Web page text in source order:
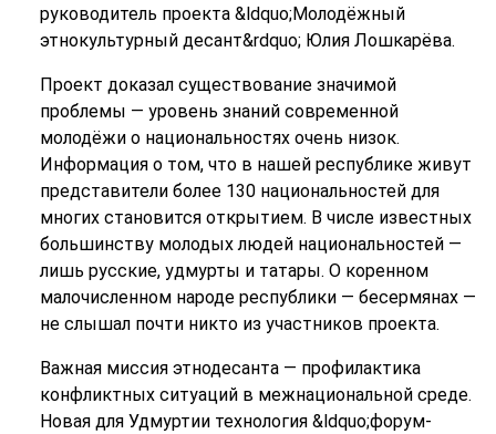
руководитель проекта &ldquo;Молодёжный
этнокультурный десант&rdquo; Юлия Лошкарёва.
Проект доказал существование значимой
проблемы — уровень знаний современной
молодёжи о национальностях очень низок.
Информация о том, что в нашей республике живут
представители более 130 национальностей для
многих становится открытием. В числе известных
большинству молодых людей национальностей —
лишь русские, удмурты и татары. О коренном
малочисленном народе республики — бесермянах —
не слышал почти никто из участников проекта.
Важная миссия этнодесанта — профилактика
конфликтных ситуаций в межнациональной среде.
Новая для Удмуртии технология &ldquo;форум-